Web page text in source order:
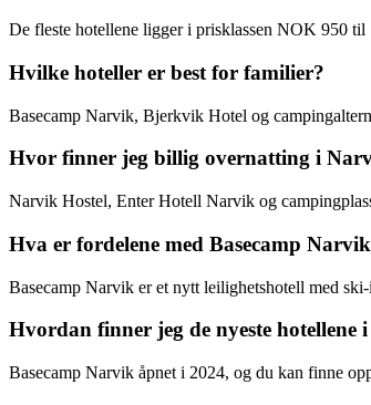
De fleste hotellene ligger i prisklassen NOK 950 til
Hvilke hoteller er best for familier?
Basecamp Narvik, Bjerkvik Hotel og
Hvor finner jeg billig overnatting i
Narvik Hostel, Enter Hotell Narvik og
Hva er fordelene med Basecamp
Basecamp Narvik er et nytt leilighetshotell med
Hvordan finner jeg de nyeste hotellene
Basecamp Narvik åpnet i 2024, og du kan finne